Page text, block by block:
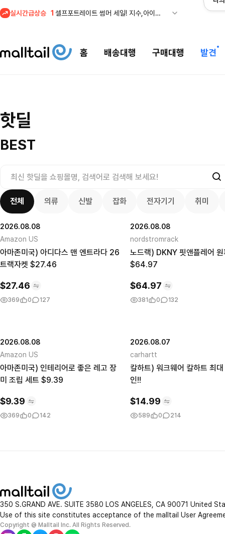
실시간급상승 1
셀프포트레이트 썸머 세일! 지수,아이유 착용 + 관세내 특가
홈 배송대행 구매대행 발견
핫딜
BEST
착용 + 관세내 특가
$200.00
전체 의류 신발 잡화 전자기기 취미
2026.08.08
Amazon US
아마존미국) 아디다스 맨 엔트라다 26
트랙자켓 $27.46
$27.46
369 0 127
2026.08.08
nordstromrack
노드랙) DKNY 핏앤플레어 원
$64.97
$64.97
381 0 132
2026.08.08
Amazon US
아마존미국) 인테리어로 좋은 레고 장
미 조립 세트 $9.39
$9.39
369 0 142
2026.08.07
carhartt
칼하트) 워크웨어 칼하트 최
인!!
$14.99
589 0 214
350 S.GRAND AVE. SUITE 3580 LOS ANGELES, CA 90071 United
Use of this site constitutes acceptance of the malltail User
Copyright @ Malltail Inc. All Rights Reserved.